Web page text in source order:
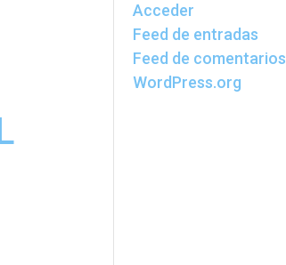
Acceder
Feed de entradas
Feed de comentarios
WordPress.org